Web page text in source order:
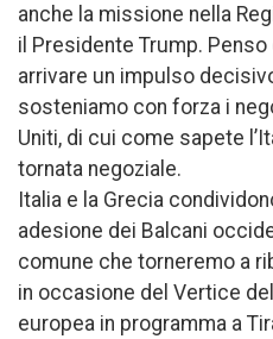
anche la missione nella
il Presidente Trump.
arrivare un impulso
sosteniamo con forza i
Uniti, di cui come sapete
tornata negoziale.
Italia e la Grecia
adesione dei Balcani
comune che torneremo a
in occasione del Vertice
europea in programma a